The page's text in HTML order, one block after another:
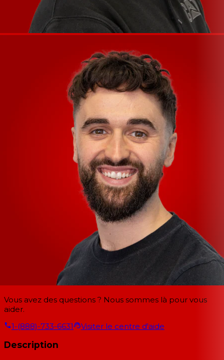
Vous avez des questions ? Nous sommes là pour vous
aider.
1-(888)-733-6631
Visiter le centre d'aide
Description